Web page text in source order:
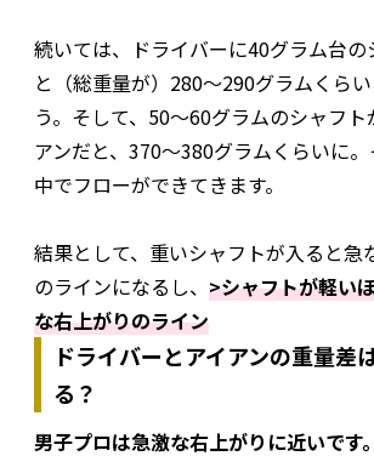
続いては、ドライバーに40グラム台の
と（総重量が）280～290グラムくら
う。そして、50～60グラムのシャフト
アンだと、370～380グラムくらいに
中でフローができてきます。
結果として、重いシャフトが入ると急
のラインになるし、 >シャフトが軽い
な右上がりのライン
ドライバーとアイアンの重量差
る？
男子プロは急激な右上がりに近いです